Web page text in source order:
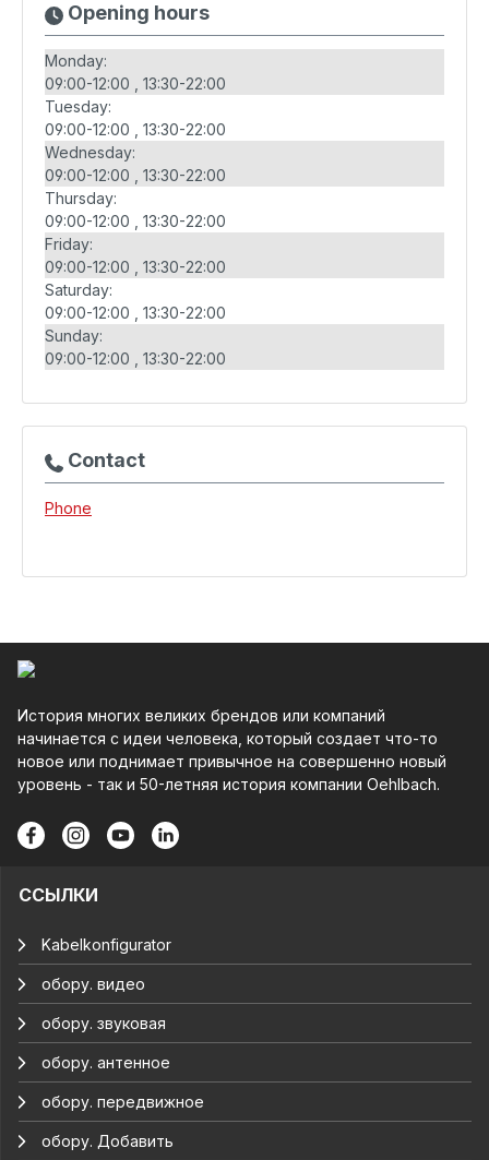
Opening hours
Monday:
09:00-12:00
13:30-22:00
Tuesday:
09:00-12:00
13:30-22:00
Wednesday:
09:00-12:00
13:30-22:00
Thursday:
09:00-12:00
13:30-22:00
Friday:
09:00-12:00
13:30-22:00
Saturday:
09:00-12:00
13:30-22:00
Sunday:
09:00-12:00
13:30-22:00
Contact
Phone
История многих великих брендов или компаний
начинается с идеи человека, который создает что-то
новое или поднимает привычное на совершенно новый
уровень - так и 50-летняя история компании Oehlbach.
ССЫЛКИ
Kabelkonfigurator
обору. видео
обору. звуковая
обору. антенное
обору. передвижное
обору. Добавить